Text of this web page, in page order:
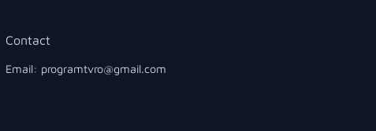
Contact
Email: programtvro@gmail.com